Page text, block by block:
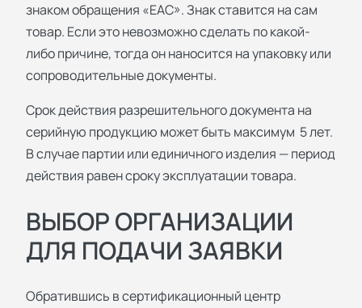
знаком обращения «EAC». Знак ставится на сам
товар. Если это невозможно сделать по какой-
либо причине, тогда он наносится на упаковку или
сопроводительные документы.
Срок действия разрешительного документа на
серийную продукцию может быть максимум 5 лет.
В случае партии или единичного изделия — период
действия равен сроку эксплуатации товара.
ВЫБОР ОРГАНИЗАЦИИ
ДЛЯ ПОДАЧИ ЗАЯВКИ
Обратившись в сертификационный центр